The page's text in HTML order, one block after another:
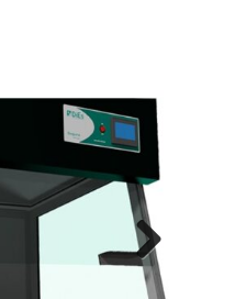
Next